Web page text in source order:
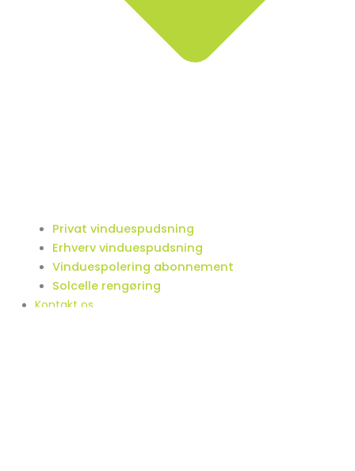
Privat vinduespudsning
Erhverv vinduespudsning
Vinduespolering abonnement
Solcelle rengøring
Kontakt os